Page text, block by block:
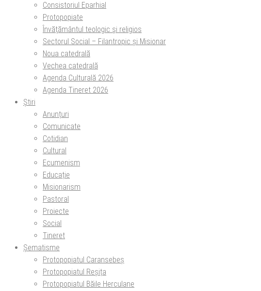
Consistoriul Eparhial
Protopopiate
Învăţământul teologic şi religios
Sectorul Social – Filantropic și Misionar
Noua catedrală
Vechea catedrală
Agenda Culturală 2026
Agenda Tineret 2026
Știri
Anunțuri
Comunicate
Cotidian
Cultural
Ecumenism
Educație
Misionarism
Pastoral
Proiecte
Social
Tineret
Șematisme
Protopopiatul Caransebeș
Protopopiatul Reșița
Protopopiatul Băile Herculane